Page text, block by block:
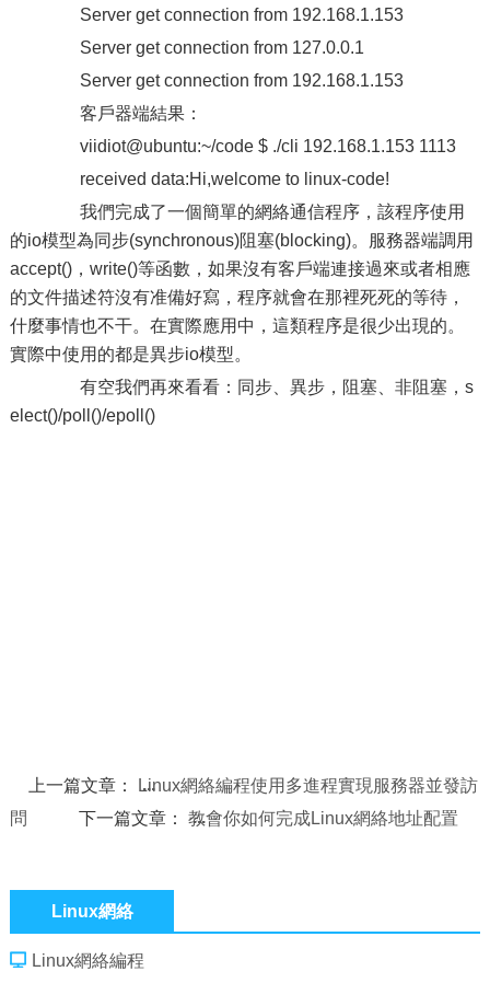
Server get connection from 192.168.1.153
Server get connection from 127.0.0.1
Server get connection from 192.168.1.153
客戶器端結果：
viidiot@ubuntu:~/code $ ./cli 192.168.1.153 1113
received data:Hi,welcome to linux-code!
我們完成了一個簡單的網絡通信程序，該程序使用
的io模型為同步(synchronous)阻塞(blocking)。服務器端調用
accept()，write()等函數，如果沒有客戶端連接過來或者相應
的文件描述符沒有准備好寫，程序就會在那裡死死的等待，
什麼事情也不干。在實際應用中，這類程序是很少出現的。
實際中使用的都是異步io模型。
有空我們再來看看：同步、異步，阻塞、非阻塞，s
elect()/poll()/epoll()
上一篇文章：
Linux網絡編程使用多進程實現服務器並發訪
問
下一篇文章： 教會你如何完成Linux網絡地址配置
Linux網絡
Linux網絡編程